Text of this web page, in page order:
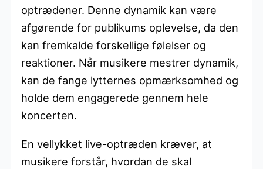
optrædener. Denne dynamik kan være
afgørende for publikums oplevelse, da den
kan fremkalde forskellige følelser og
reaktioner. Når musikere mestrer dynamik,
kan de fange lytternes opmærksomhed og
holde dem engagerede gennem hele
koncerten.
En vellykket live-optræden kræver, at
musikere forstår, hvordan de skal